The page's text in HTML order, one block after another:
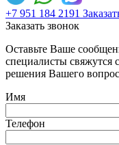
+7 951 184 2191
Заказать звонок
Оставьте Ваше
специалисты свяжутся
решения Вашего
Имя
Телефон